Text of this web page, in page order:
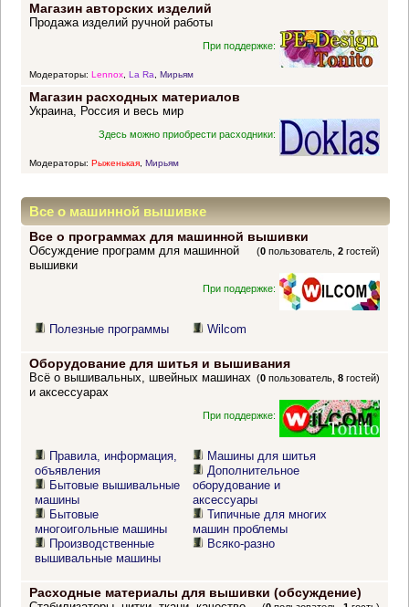
Магазин авторских изделий
Продажа изделий ручной работы
При поддержке:
Модераторы: Lennox, La Ra, Мирьям
Магазин расходных материалов
Украина, Россия и весь мир
Здесь можно приобрести расходники:
Модераторы: Рыженькая, Мирьям
Все о машинной вышивке
Все о программах для машинной вышивки
(0 пользователь,2 гостей)
Обсуждение программ для машинной
вышивки
При поддержке:
Полезные программы Wilcom
Оборудование для шитья и вышивания
(0 пользователь,8 гостей)
Всё о вышивальных, швейных машинах
и аксессуарах
При поддержке:
Правила, информация,
объявления
Бытовые вышивальные
машины
Бытовые
многоигольные машины
Производственные
вышивальные машины
Машины для шитья
Дополнительное
оборудование и
аксессуары
Типичные для многих
машин проблемы
Всяко-разно
Расходные материалы для вышивки (обсуждение)